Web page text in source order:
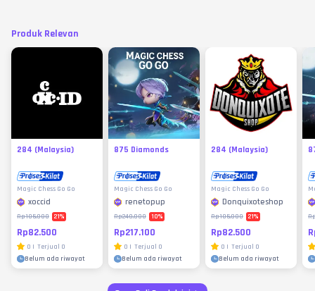
Produk Relevan
284 (Malaysia)
Magic Chess Go Go
xoccid
Rp105.000 21%
Rp82.500
0 | Terjual 0
Belum ada riwayat
875 Diamonds
Magic Chess Go Go
renetopup
Rp240.000 10%
Rp217.100
0 | Terjual 0
Belum ada riwayat
284 (Malaysia)
Magic Chess Go Go
Donquixoteshop
Rp105.000 21%
Rp82.500
0 | Terjual 0
Belum ada riwayat